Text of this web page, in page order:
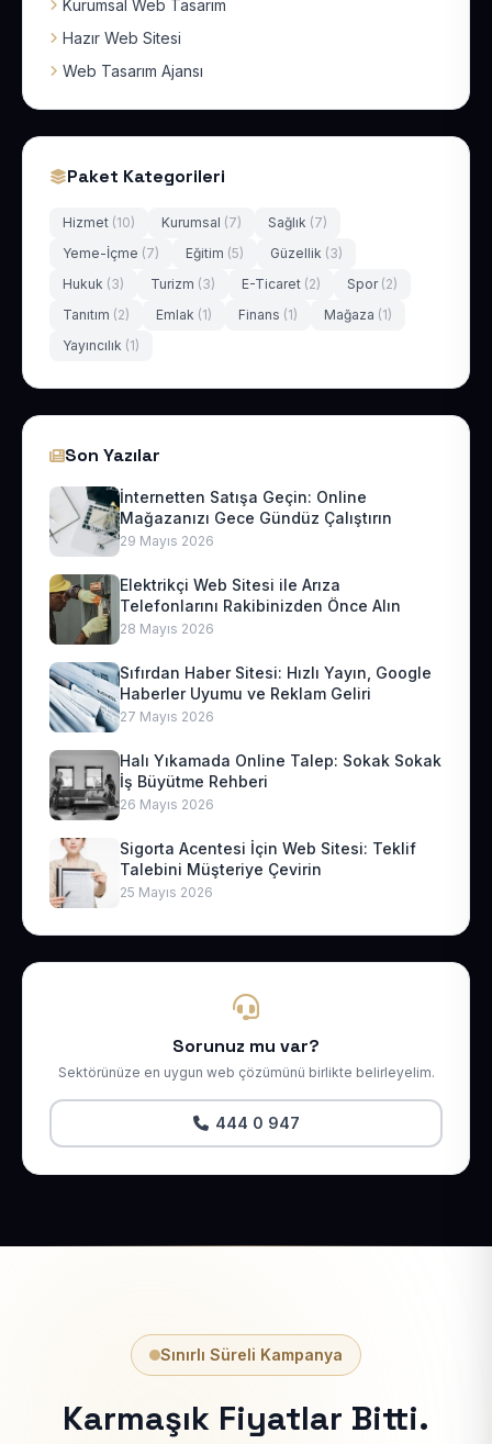
Kurumsal Web Tasarım
Hazır Web Sitesi
Web Tasarım Ajansı
Paket Kategorileri
Hizmet (10) Kurumsal (7) Sağlık (7)
Yeme-İçme (7) Eğitim (5) Güzellik (3)
Hukuk (3) Turizm (3) E-Ticaret (2) Spor (2)
Tanıtım (2) Emlak (1) Finans (1) Mağaza (1)
Yayıncılık (1)
Son Yazılar
İnternetten Satışa Geçin: Online
Mağazanızı Gece Gündüz Çalıştırın
29 Mayıs 2026
Elektrikçi Web Sitesi ile Arıza
Telefonlarını Rakibinizden Önce Alın
28 Mayıs 2026
Sıfırdan Haber Sitesi: Hızlı Yayın, Google
Haberler Uyumu ve Reklam Geliri
27 Mayıs 2026
Halı Yıkamada Online Talep: Sokak Sokak
İş Büyütme Rehberi
26 Mayıs 2026
Sigorta Acentesi İçin Web Sitesi: Teklif
Talebini Müşteriye Çevirin
25 Mayıs 2026
Sorunuz mu var?
Sektörünüze en uygun web çözümünü birlikte belirleyelim.
444 0 947
Sınırlı Süreli Kampanya
Karmaşık Fiyatlar Bitti.